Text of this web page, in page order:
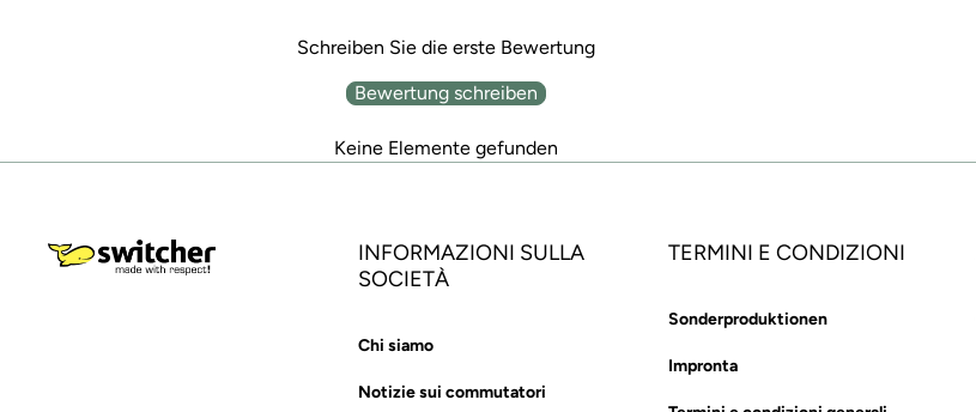
Schreiben Sie die erste Bewertung
Bewertung schreiben
Keine Elemente gefunden
INFORMAZIONI SULLA
SOCIETÀ
Chi siamo
Notizie sui commutatori
TERMINI E CONDIZIONI
Sonderproduktionen
Impronta